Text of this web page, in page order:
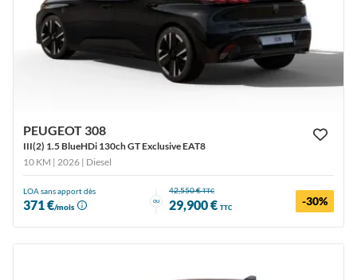
PEUGEOT 308
III(2) 1.5 BlueHDi 130ch GT Exclusive EAT8
10 KM | 2026 | Diesel
LOA sans apport dès
371 €/mois
ou
42,550 €TTC
29,900 € TTC -30%